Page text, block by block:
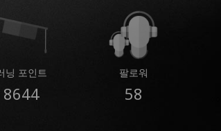
닝 포인트
8644
팔로워
58